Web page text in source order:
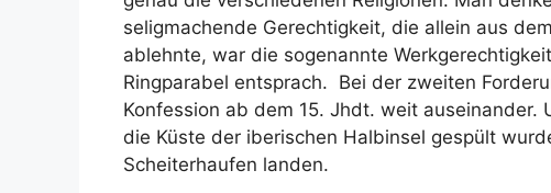
seligmachende Gerechtigkeit, die allein aus
ablehnte, war die sogenannte
Ringparabel entsprach. Bei der zweiten
Konfession ab dem 15. Jhdt. weit
die Küste der iberischen Halbinsel gespült
Scheiterhaufen landen.